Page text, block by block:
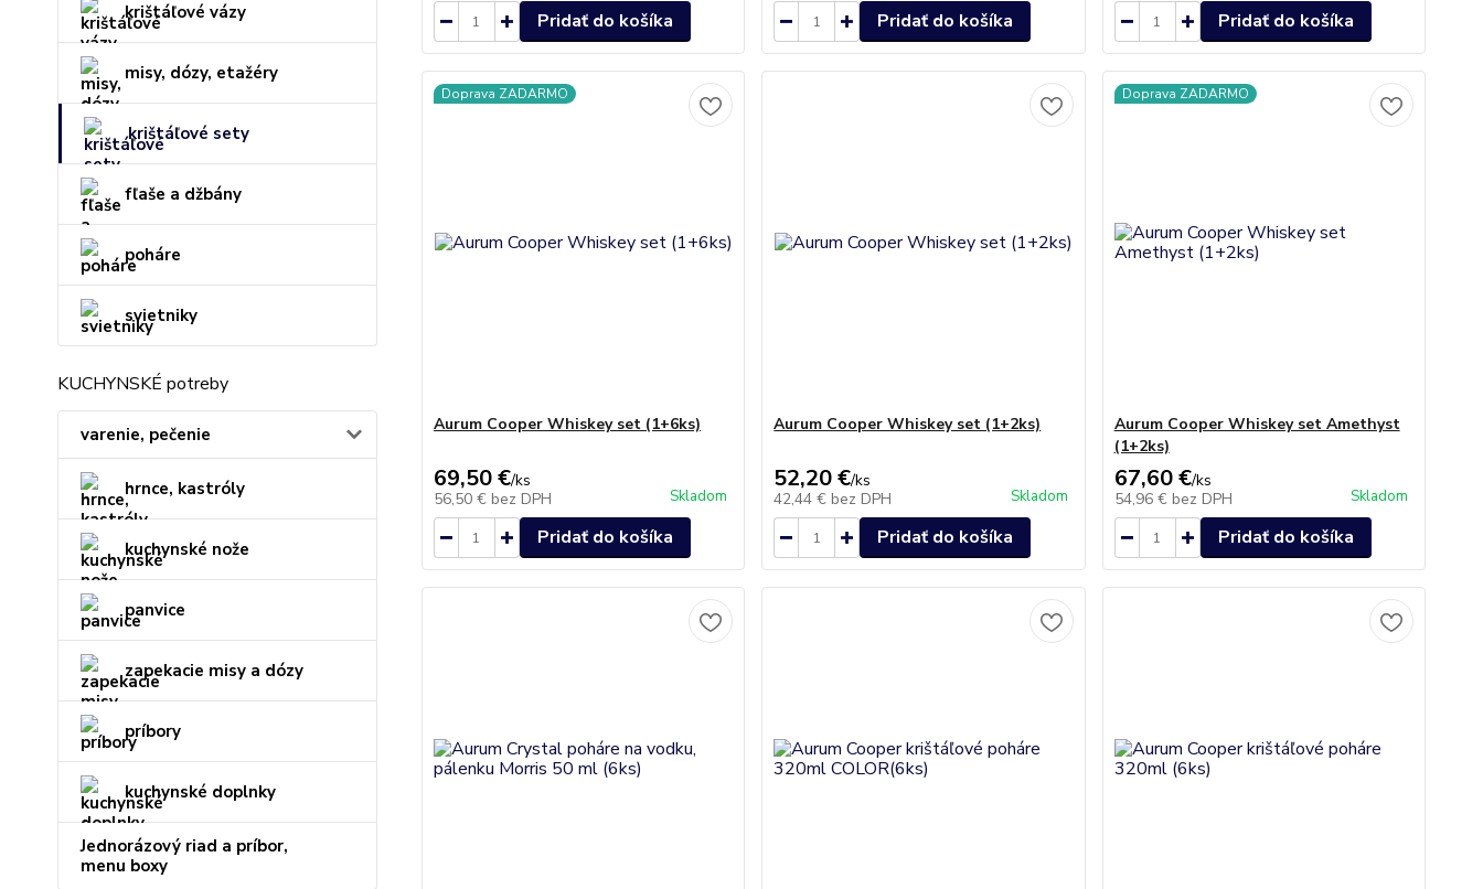
krištáľové vázy
misy, dózy, etažéry
krištáľové sety
fľaše a džbány
poháre
svietniky
KUCHYNSKÉ potreby
varenie, pečenie
hrnce, kastróly
kuchynské nože
panvice
zapekacie misy a dózy
príbory
kuchynské doplnky
Jednorázový riad a príbor,
menu boxy
Pridať do košíka Pridať do košíka Pridať do košíka
Doprava ZADARMO
Aurum Cooper Whiskey set (1+6ks)
69,50 €/ks
56,50 € bez DPH Skladom
Pridať do košíka
Aurum Cooper Whiskey set (1+2ks)
52,20 €/ks
42,44 € bez DPH Skladom
Pridať do košíka
Doprava ZADARMO
Aurum Cooper Whiskey set Amethyst
(1+2ks)
67,60 €/ks
54,96 € bez DPH Skladom
Pridať do košíka